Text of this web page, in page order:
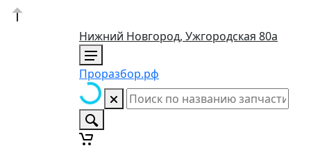
Нижний Новгород, Ужгородская 80а
Проразбор.рф